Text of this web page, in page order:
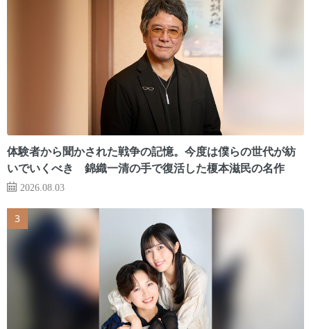
体験者から聞かされた戦争の記憶。今度は僕らの世代が紡
いでいくべき 錦織一清の手で復活した榎本滋民の名作
2026.08.03